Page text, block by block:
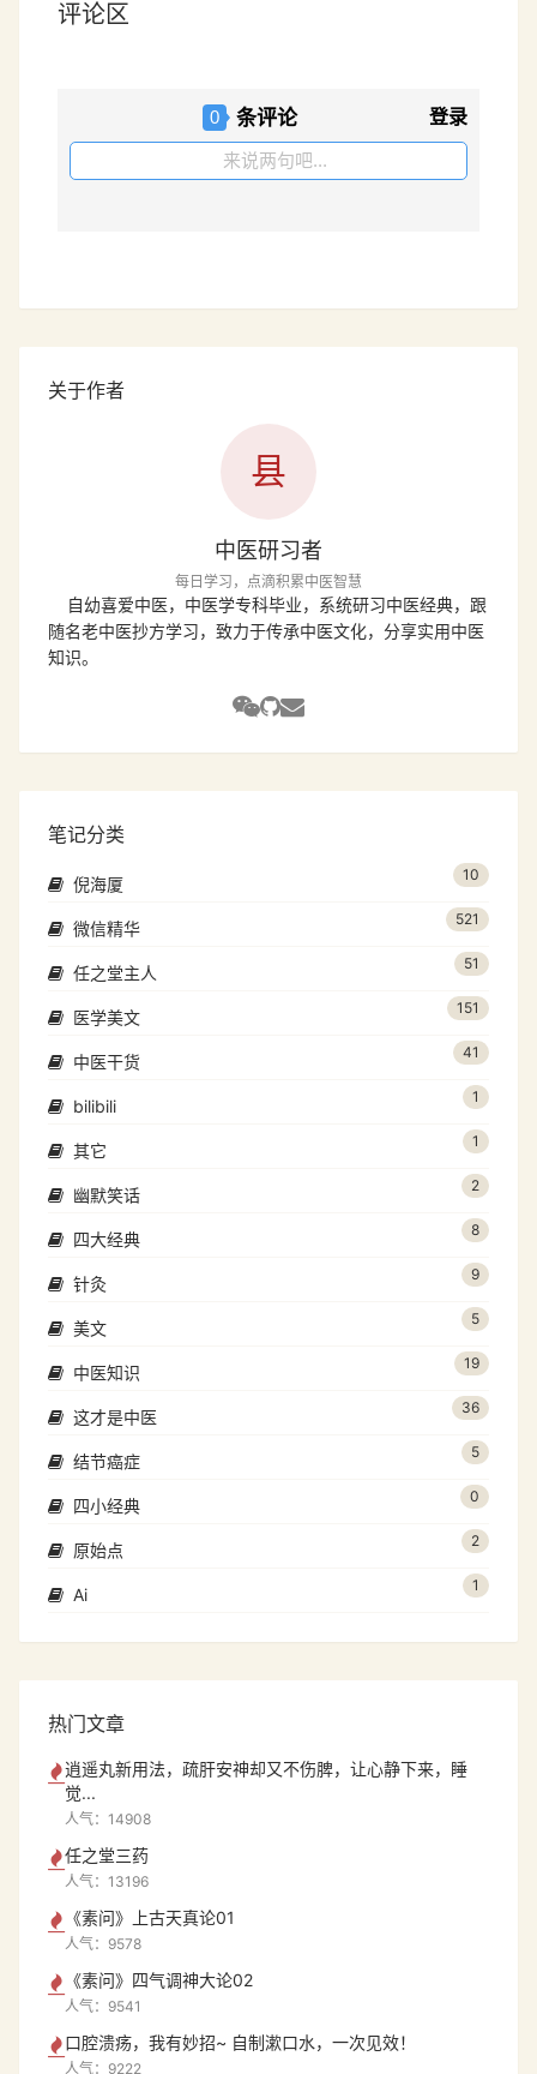
评论区
0 条评论 登录
来说两句吧...
关于作者
县
中医研习者
每日学习，点滴积累中医智慧
自幼喜爱中医，中医学专科毕业，系统研习中医经典，跟
随名老中医抄方学习，致力于传承中医文化，分享实用中医
知识。
笔记分类
倪海厦 10
微信精华 521
任之堂主人 51
医学美文 151
中医干货 41
bilibili 1
其它 1
幽默笑话 2
四大经典 8
针灸 9
美文 5
中医知识 19
这才是中医 36
结节癌症 5
四小经典 0
原始点 2
Ai 1
热门文章
逍遥丸新用法，疏肝安神却又不伤脾，让心静下来，睡
觉...
人气：14908
任之堂三药
人气：13196
《素问》上古天真论01
人气：9578
《素问》四气调神大论02
人气：9541
口腔溃疡，我有妙招~ 自制漱口水，一次见效！
人气：9222